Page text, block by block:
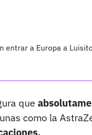
entrar a Europa a
que
como la